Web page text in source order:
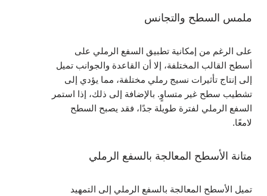
ملمس السطح والتجانس
على الرغم من إمكانية تطبيق السفع الرملي على
أسطح القالب المختلفة، إلا أن القاعدة والجوانب تميل
إلى إنتاج تأثيرات نسيج رملي مختلفة، مما يؤدي إلى
تشطيب سطح غير متساوٍ. بالإضافة إلى ذلك، إذا استمر
السفع الرملي لفترة طويلة جدًا، فقد يصبح السطح
لامعًا.
متانة الأسطح المعالجة بالسفع الرملي
تميل الأسطح المعالجة بالسفع الرملي إلى التمهيد